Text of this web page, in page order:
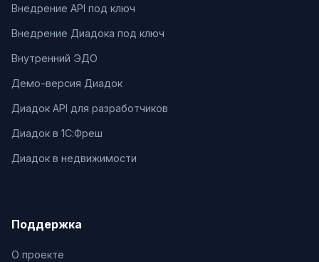
Внедрение API под ключ
Внедрение Диадока под ключ
Внутренний ЭДО
Демо-версия Диадок
Диадок API для разработчиков
Диадок в 1С:Фреш
Диадок в недвижимости
Поддержка
О проекте